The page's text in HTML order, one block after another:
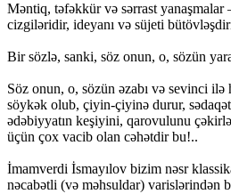
Məntiq, təfəkkür və sərrast yanaşmalar
cizgiləridir, ideyanı və süjeti
Bir sözlə, sanki, söz onun, o, sözün
Söz onun, o, sözün əzabı və sevinci
söykək olub, çiyin-çiyinə durur,
ədəbiyyatın keşiyini, qarovulunu
üçün çox vacib olan cəhətdir bu!..
İmamverdi İsmayılov bizim nəsr
nəcabətli (və məhsuldar) varislərindən